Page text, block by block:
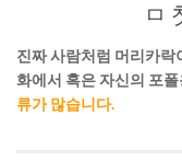
ㅁ
진짜 사람처럼 머리카락
화에서 혹은 자신의 포
류가 많습니다.